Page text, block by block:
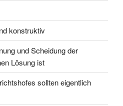
konstruktiv
und Scheidung der
Lösung ist
sollten eigentlich